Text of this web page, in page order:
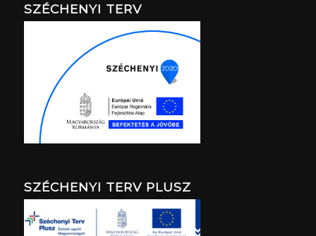
SZÉCHENYI TERV
SZÉCHENYI TERV PLUSZ